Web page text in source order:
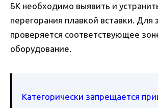
БК необходимо выявить и
перегорания плавкой вставки. Для
проверяется соответствующее
оборудование.
Категорически запрещается